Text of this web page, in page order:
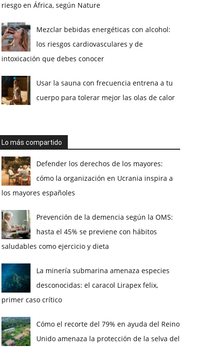
riesgo en África, según Nature
Mezclar bebidas energéticas con alcohol:
los riesgos cardiovasculares y de
intoxicación que debes conocer
Usar la sauna con frecuencia entrena a tu
cuerpo para tolerar mejor las olas de calor
Lo más compartido
Defender los derechos de los mayores:
cómo la organización en Ucrania inspira a
los mayores españoles
Prevención de la demencia según la OMS:
hasta el 45% se previene con hábitos
saludables como ejercicio y dieta
La minería submarina amenaza especies
desconocidas: el caracol Lirapex felix,
primer caso crítico
Cómo el recorte del 79% en ayuda del Reino
Unido amenaza la protección de la selva del